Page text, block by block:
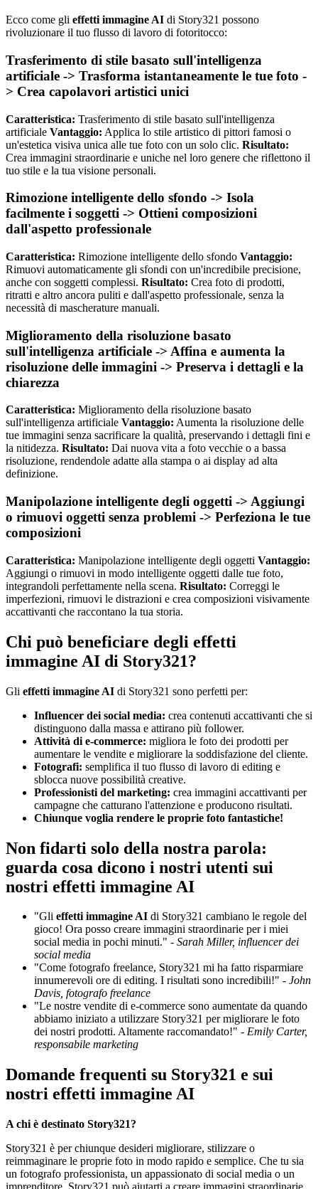
Ecco come gli effetti immagine AI di Story321 possono
rivoluzionare il tuo flusso di lavoro di fotoritocco:
Trasferimento di stile basato sull'intelligenza
artificiale -> Trasforma istantaneamente le tue foto -
> Crea capolavori artistici unici
Caratteristica: Trasferimento di stile basato sull'intelligenza
artificiale Vantaggio: Applica lo stile artistico di pittori famosi o
un'estetica visiva unica alle tue foto con un solo clic. Risultato:
Crea immagini straordinarie e uniche nel loro genere che riflettono il
tuo stile e la tua visione personali.
Rimozione intelligente dello sfondo -> Isola
facilmente i soggetti -> Ottieni composizioni
dall'aspetto professionale
Caratteristica: Rimozione intelligente dello sfondo Vantaggio:
Rimuovi automaticamente gli sfondi con un'incredibile precisione,
anche con soggetti complessi. Risultato: Crea foto di prodotti,
ritratti e altro ancora puliti e dall'aspetto professionale, senza la
necessità di mascherature manuali.
Miglioramento della risoluzione basato
sull'intelligenza artificiale -> Affina e aumenta la
risoluzione delle immagini -> Preserva i dettagli e la
chiarezza
Caratteristica: Miglioramento della risoluzione basato
sull'intelligenza artificiale Vantaggio: Aumenta la risoluzione delle
tue immagini senza sacrificare la qualità, preservando i dettagli fini e
la nitidezza. Risultato: Dai nuova vita a foto vecchie o a bassa
risoluzione, rendendole adatte alla stampa o ai display ad alta
definizione.
Manipolazione intelligente degli oggetti -> Aggiungi
o rimuovi oggetti senza problemi -> Perfeziona le tue
composizioni
Caratteristica: Manipolazione intelligente degli oggetti Vantaggio:
Aggiungi o rimuovi in modo intelligente oggetti dalle tue foto,
integrandoli perfettamente nella scena. Risultato: Correggi le
imperfezioni, rimuovi le distrazioni e crea composizioni visivamente
accattivanti che raccontano la tua storia.
Chi può beneficiare degli effetti
immagine AI di Story321?
Gli effetti immagine AI di Story321 sono perfetti per:
Influencer dei social media: crea contenuti accattivanti che si
distinguono dalla massa e attirano più follower.
Attività di e-commerce: migliora le foto dei prodotti per
aumentare le vendite e migliorare la soddisfazione del cliente.
Fotografi: semplifica il tuo flusso di lavoro di editing e
sblocca nuove possibilità creative.
Professionisti del marketing: crea immagini accattivanti per
campagne che catturano l'attenzione e producono risultati.
Chiunque voglia rendere le proprie foto fantastiche!
Non fidarti solo della nostra parola:
guarda cosa dicono i nostri utenti sui
nostri effetti immagine AI
"Gli effetti immagine AI di Story321 cambiano le regole del
gioco! Ora posso creare immagini straordinarie per i miei
social media in pochi minuti." - Sarah Miller, influencer dei
social media
"Come fotografo freelance, Story321 mi ha fatto risparmiare
innumerevoli ore di editing. I risultati sono incredibili!" - John
Davis, fotografo freelance
"Le nostre vendite di e-commerce sono aumentate da quando
abbiamo iniziato a utilizzare Story321 per migliorare le foto
dei nostri prodotti. Altamente raccomandato!" - Emily Carter,
responsabile marketing
Domande frequenti su Story321 e sui
nostri effetti immagine AI
A chi è destinato Story321?
Story321 è per chiunque desideri migliorare, stilizzare o
reimmaginare le proprie foto in modo rapido e semplice. Che tu sia
un fotografo professionista, un appassionato di social media o un